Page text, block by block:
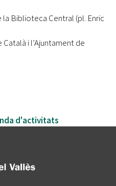
la Biblioteca Central (pl. Enric
i l’Ajuntament de
d'activitats